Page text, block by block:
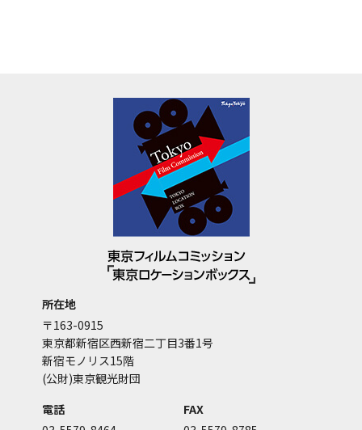
所在地
〒163-0915
東京都新宿区西新宿二丁目3番1号
新宿モノリス15階
(公財)東京観光財団
電話
FAX